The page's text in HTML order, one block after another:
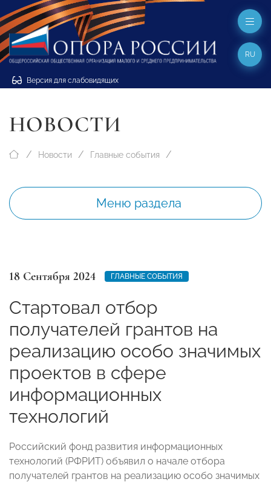
Версия для слабовидящих
RU
НОВОСТИ
Новости Главные события
Меню раздела
18 Сентября 2024 ГЛАВНЫЕ СОБЫТИЯ
Стартовал отбор
получателей грантов на
реализацию особо значимых
проектов в сфере
информационных
технологий
Российский фонд развития информационных
технологий (РФРИТ) объявил о начале отбора
получателей грантов на реализацию особо значимых